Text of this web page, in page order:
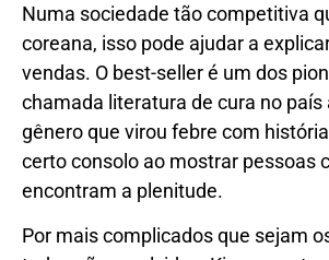
Numa sociedade tão competitiva
coreana, isso pode ajudar a
vendas. O best-seller é um dos
chamada literatura de cura no
gênero que virou febre com
certo consolo ao mostrar pessoas
encontram a plenitude.
Por mais complicados que sejam